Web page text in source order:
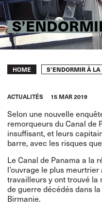
Breadcrumb
HOME S’ENDORMIR À LA
ACTUALITÉS 15 MAR 2019
Selon une nouvelle
remorqueurs du Canal de
insuffisant, et leurs
barre, avec les risques
Le Canal de Panama a la
l’ouvrage le plus
travailleurs y ont trouvé la
de guerre décédés dans
Birmanie.